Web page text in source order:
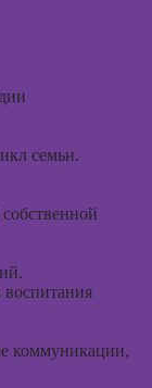
семьи.
воспитания
коммуникации,